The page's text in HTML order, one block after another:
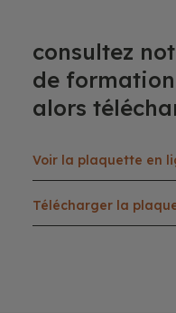
consultez
de
alors
Voir la plaquette en
Télécharger la